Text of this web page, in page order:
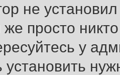
не
просто
у
установить